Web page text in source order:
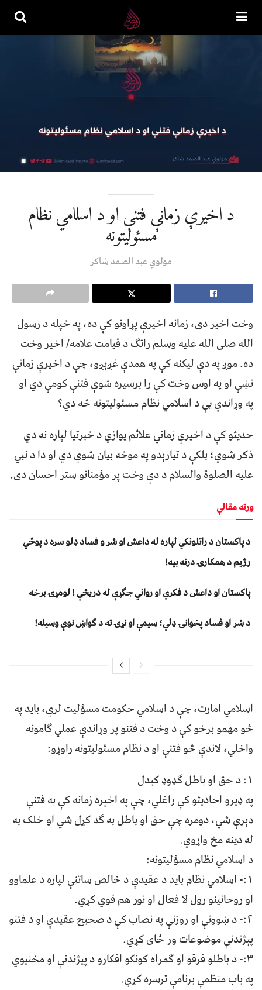
د اخيرې زمانې فتنې او د اسلامي نظام
مسئولیتونه
مولوي عبد الصمد شاکر
وخت اخیر دی، زمانه اخیرې پړاونو کې ده، په خپله د رسول
الله صلی الله علیه وسلم راتګ د قیامت علامه/ اخیر وخت
ده. موږ په دې لیکنه کې په همدې غږېږو، چې د اخیرې زمانې
نښې او په اوس وخت کې را برسیره شوې فتنې کومې دي او
په وړاندې یې د اسلامي نظام مسئولیتونه څه دي؟
حدیثو کې د اخیرې زماني علائم یوازي د خبرتیا لپاره نه دي
ذکر شوي؛ بلکې د تیارېدو په موخه بیان شوي دي او دا د نبي
علیه الصلوة والسلام د دې وخت پر مؤمنانو ستر احسان دی.
ورته مقالې
د پاکستان د راتلونکي لپاره له داعش او شر و فساد ډلو سره د پوځي
رژیم د همکارۍ درنه بیه!
پاکستان او داعش د فکري او رواني جګړې له دریڅې ! لومړۍ برخه
د شر او فساد پخوانۍ ډلې؛ سیمې او نړۍ ته د ګواښ نوې وسیله!
اسلامي امارت، چې د اسلامي حکومت مسؤلیت لري، باید په
څو مهمو برخو کې د وخت د فتنو پر وړاندې عملي ګامونه
واخلي، لاندې څو فتنې او د نظام مسئولیتونه راوړو:
۱: د حق او باطل ګډوډ کیدل
په ډیرو احادیثو کې راغلي، چې په اخېره زمانه کې به فتنې
ډېرې شي، دومره چې حق او باطل به ګډ کړل شي او خلک به
له دینه مخ واړوي.
د اسلامي نظام مسؤلیتونه:
۱:- اسلامي نظام باید د عقیدې د خالص ساتنې لپاره د علماوو
او روحانینو رول لا فعال او نور هم قوي کړي.
۲:- د ښوونې او روزنې په نصاب کې د صحیح عقیدې او د فتنو
پېژندنې موضوعات ور ځای کړي.
۳:- د باطلو فرقو او ګمراه کونکو افکارو د پیژندنې او مخنیوي
په باب منظمې برنامې ترسره کړي.